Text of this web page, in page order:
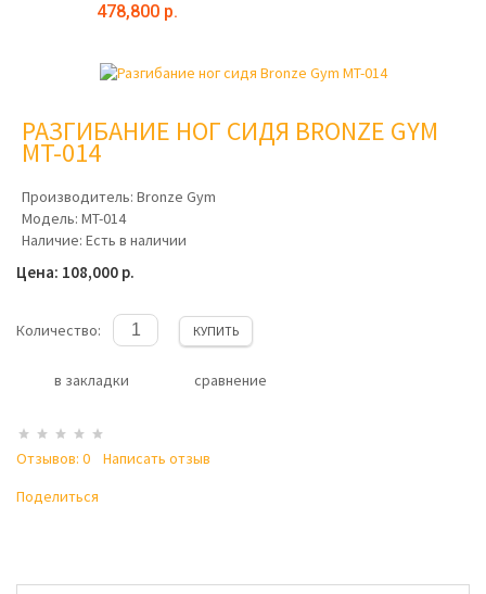
478,800 р.
РАЗГИБАНИЕ НОГ СИДЯ BRONZE GYM
MT-014
Производитель: Bronze Gym
Модель: MT-014
Наличие: Есть в наличии
Цена: 108,000 р.
Количество: КУПИТЬ
в закладки сравнение
Отзывов: 0
Написать отзыв
Поделиться